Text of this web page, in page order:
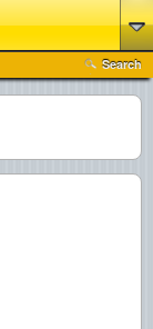
Search